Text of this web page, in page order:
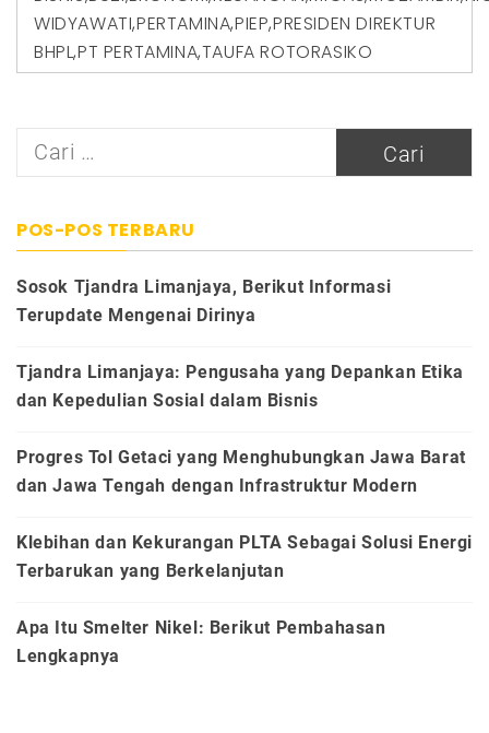
WIDYAWATI,PERTAMINA,PIEP,PRESIDEN DIREKTUR
BHPL,PT PERTAMINA,TAUFA ROTORASIKO
Cari
POS-POS TERBARU
Sosok Tjandra Limanjaya, Berikut Informasi
Terupdate Mengenai Dirinya
Tjandra Limanjaya: Pengusaha yang Depankan Etika
dan Kepedulian Sosial dalam Bisnis
Progres Tol Getaci yang Menghubungkan Jawa Barat
dan Jawa Tengah dengan Infrastruktur Modern
Klebihan dan Kekurangan PLTA Sebagai Solusi Energi
Terbarukan yang Berkelanjutan
Apa Itu Smelter Nikel: Berikut Pembahasan
Lengkapnya